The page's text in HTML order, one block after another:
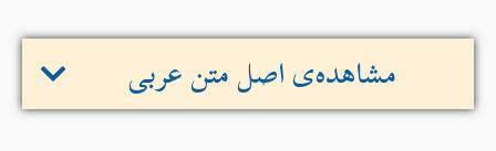
مشاهده‌ی اصل متن عربی